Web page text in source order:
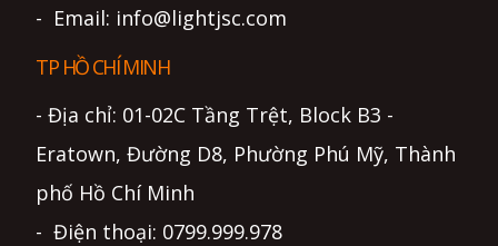
- Email: info@lightjsc.com
TP HỒ CHÍ MINH
- Địa chỉ: 01-02C Tầng Trệt, Block B3 -
Eratown, Đường D8, Phường Phú Mỹ, Thành
phố Hồ Chí Minh
- Điện thoại: 0799.999.978